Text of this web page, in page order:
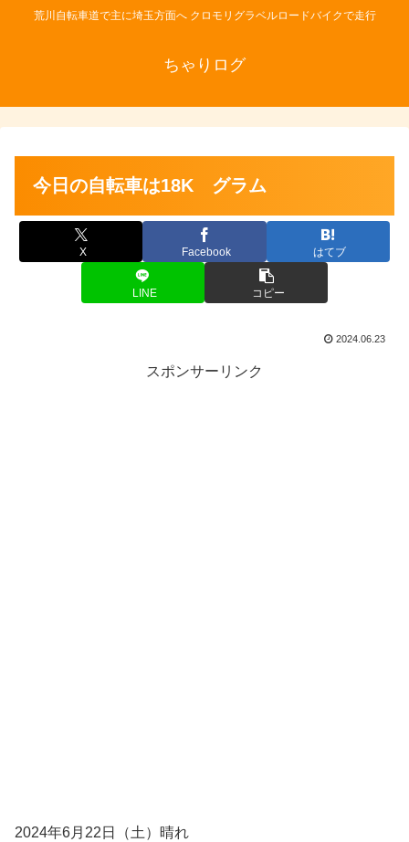
荒川自転車道で主に埼玉方面へ クロモリグラベルロードバイクで走行
ちゃりログ
今日の自転車は18K グラム
X Facebook はてブ
LINE コピー
2024.06.23
スポンサーリンク
2024年6月22日（土）晴れ